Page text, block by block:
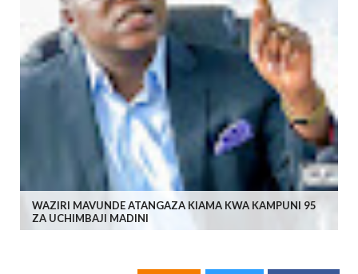
WAZIRI MAVUNDE ATANGAZA KIAMA KWA KAMPUNI 95
ZA UCHIMBAJI MADINI